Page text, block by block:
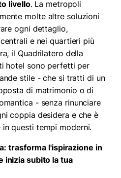
livello. La metropoli
molte altre soluzioni
ogni dettaglio,
e nei quartieri più
il Quadrilatero della
hotel sono perfetti per
stile - che si tratti di un
di matrimonio o di
- senza rinunciare
coppia desidera e che è
questi tempi moderni.
trasforma l'ispirazione in
inizia subito la tua